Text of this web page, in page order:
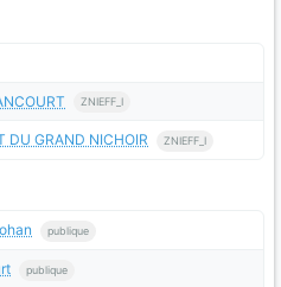
ZNIEFF_I
DU GRAND NICHOIR ZNIEFF_I
publique
publique